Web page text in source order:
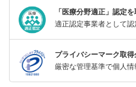
「医療分野適正」認定
適正認定事業者として認
プライバシーマーク取得
厳密な管理基準で個人情